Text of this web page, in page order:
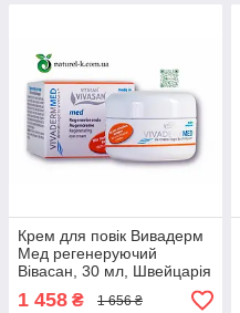
Крем для повік Вивадерм
Мед регенеруючий
Вівасан, 30 мл, Швейцарія
1 458 ₴ 1 656 ₴